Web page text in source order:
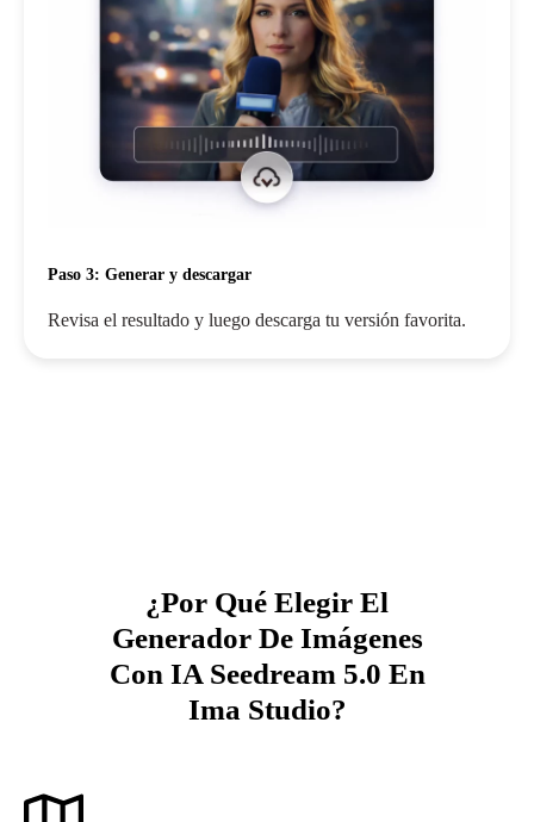
Paso 3: Generar y descargar
Revisa el resultado y luego descarga tu versión favorita.
¿Por Qué Elegir El
Generador De Imágenes
Con IA Seedream 5.0 En
Ima Studio?